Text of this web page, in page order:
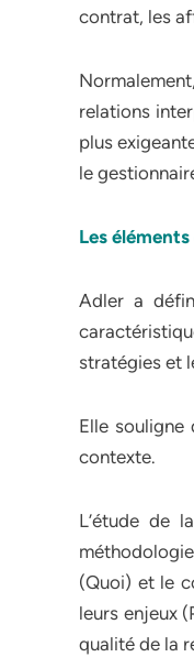
contrat, les
relations
plus
le
Les
Adler a
stratégies et
Elle
contexte.
L’étude de
(Quoi) et le
leurs enjeux
qualité de la